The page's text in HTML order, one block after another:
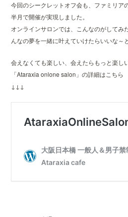
今回のシークレットオフ会も、ファミリア
半月で開催が実現しました。
オンラインサロンでは、こんなのがしてみ
んなの夢を一緒に叶えていけたらいいな
会えなくても楽しい、会えたらもっと楽し
「Ataraxia onlone salon」の詳細はこちら
↓↓↓